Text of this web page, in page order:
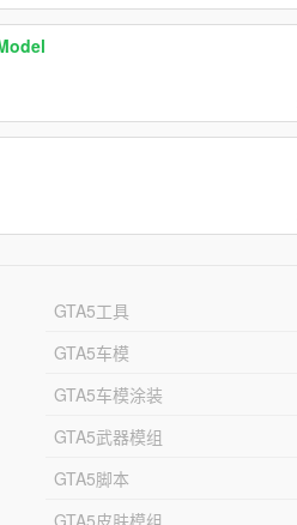
GTA5工具
GTA5车模
GTA5车模涂装
GTA5武器模组
GTA5脚本
GTA5皮肤模组